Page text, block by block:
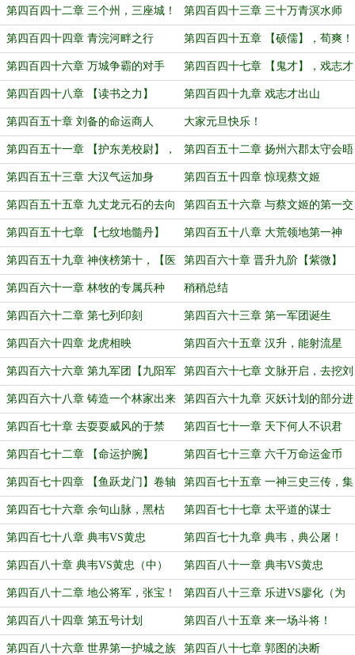
第四百四十二章 三个州，三座城！ 第四百四十三章 三十万青溟水师
第四百四十四章 青浣河畔之行 第四百四十五章 【硕儒】，荀爽！
第四百四十六章 万城争霸的对手 第四百四十七章 【鬼才】，戏志才
第四百四十八章 【读书之力】 第四百四十九章 戏志才出山
第四百五十章 刘备的命运商人 大家元旦快乐！
第四百五十一章 【护东羌校尉】，
朱煊！
第四百五十二章 扬州六郡太守会晤
第四百五十三章 大汉气运加身 第四百五十四章 惊现蔡文姬
第四百五十五章 九丈龙元石的去向 第四百五十六章 与蔡文姬的第一交
谈
第四百五十七章 【七纹地髓丹】 第四百五十八章 大荒领地第一神
将！
第四百五十九章 神侠榜第十，【医
神】张仲景！
第四百六十章 晋升九阶【紫微】
第四百六十一章 林牧的专属兵种 稍稍总结
第四百六十二章 第七列印刻 第四百六十三章 第一军团诞生
第四百六十四章 龙虎相映 第四百六十五章 汉升，能射流星
否？
第四百六十六章 第九军团【九阳军
团】
第四百六十七章 文脉开启，去挖刘
备的墙角
第四百六十八章 铸造一个林家出来 第四百六十九章 灭妖计划的部分进
展
第四百七十章 去耍耍威风的于禁 第四百七十一章 天下何人不识君
第四百七十二章 【命运护腕】 第四百七十三章 六千万命运金币
第四百七十四章 【鱼跃龙门】卷轴
的价值！
第四百七十五章 一神三史三传，集
合！
第四百七十六章 余句山脉，黑枯
山！
第四百七十七章 太平道的谋士
第四百七十八章 典韦VS黄忠
（上）
第四百七十九章 典韦，典公屠！
第四百八十章 典韦VS黄忠（中） 第四百八十一章 典韦VS黄忠
（下）
第四百八十二章 地公将军，张宝！ 第四百八十三章 乐进VS廖化（为
盟主加更！）
第四百八十四章 第五号计划 第四百八十五章 来一场斗将！
第四百八十六章 世界第一护城之族 第四百八十七章 郭图的决断